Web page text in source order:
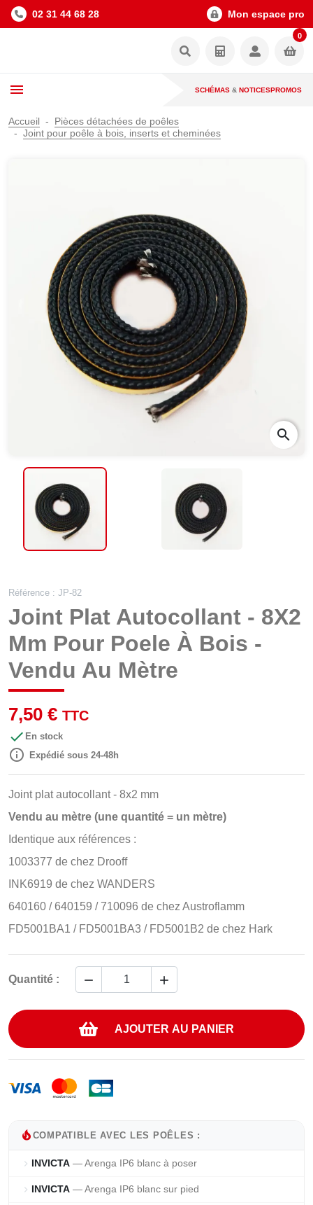
02 31 44 68 28 Mon espace pro
0
SCHÉMAS & NOTICESPROMOS
Accueil
Pièces détachées de poêles
Joint pour poêle à bois, inserts et cheminées
search
Référence : JP-82
Joint Plat Autocollant - 8X2
Mm Pour Poele À Bois -
Vendu Au Mètre
7,50 € TTC
 En stock
 Expédié sous 24-48h
Joint plat autocollant - 8x2 mm
Vendu au mètre (une quantité = un mètre)
Identique aux références :
1003377 de chez Drooff
INK6919 de chez WANDERS
640160 / 640159 / 710096 de chez Austroflamm
FD5001BA1 / FD5001BA3 / FD5001B2 de chez Hark
Quantité :  
AJOUTER AU PANIER
local_fire_department COMPATIBLE AVEC LES POÊLES :
chevron_right INVICTA — Arenga IP6 blanc à poser
chevron_right INVICTA — Arenga IP6 blanc sur pied